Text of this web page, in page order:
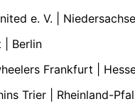
e. V. |
| Berlin
Frankfurt |
Trier | Rheinland-